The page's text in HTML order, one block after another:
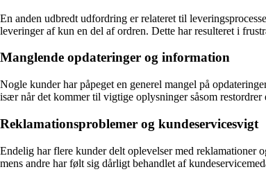
En anden udbredt udfordring er relateret til
leveringer af kun en del af ordren. Dette har resulteret i
Manglende opdateringer og information
Nogle kunder har påpeget en generel mangel på
især når det kommer til vigtige oplysninger såsom
Reklamationsproblemer og kundeservicesvigt
Endelig har flere kunder delt oplevelser med reklamationer
mens andre har følt sig dårligt behandlet af